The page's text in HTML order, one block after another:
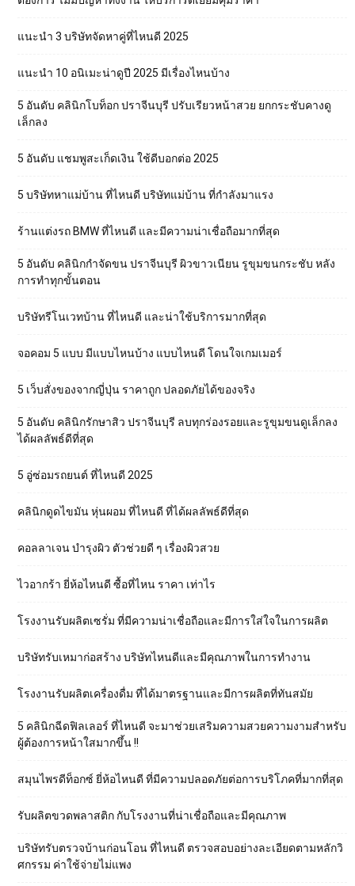
แนะนำ 3 บริษัทจัดหาคู่ที่ไหนดี 2025
แนะนำ 10 อนิเมะน่าดูปี 2025 มีเรื่องไหนบ้าง
5 อันดับ คลินิกโบท็อก ปราจีนบุรี ปรับเรียวหน้าสวย ยกกระชับคางดู
เล็กลง
5 อันดับ แชมพูสะเก็ดเงิน ใช้ดีบอกต่อ 2025
5 บริษัทหาแม่บ้าน ที่ไหนดี บริษัทแม่บ้าน ที่กำลังมาแรง
ร้านแต่งรถ BMW ที่ไหนดี และมีความน่าเชื่อถือมากที่สุด
5 อันดับ คลินิกกำจัดขน ปราจีนบุรี ผิวขาวเนียน รูขุมขนกระชับ หลัง
การทำทุกขั้นตอน
บริษัทรีโนเวทบ้าน ที่ไหนดี และน่าใช้บริการมากที่สุด
จอคอม 5 แบบ มีแบบไหนบ้าง แบบไหนดี โดนใจเกมเมอร์
5 เว็บสั่งของจากญี่ปุ่น ราคาถูก ปลอดภัยได้ของจริง
5 อันดับ คลินิกรักษาสิว ปราจีนบุรี ลบทุกร่องรอยและรูขุมขนดูเล็กลง
ได้ผลลัพธ์ดีที่สุด
5 อู่ซ่อมรถยนต์ ที่ไหนดี 2025
คลินิกดูดไขมัน หุ่นผอม ที่ไหนดี ที่ได้ผลลัพธ์ดีที่สุด
คอลลาเจน บำรุงผิว ตัวช่วยดี ๆ เรื่องผิวสวย
ไวอากร้า ยี่ห้อไหนดี ซื้อที่ไหน ราคา เท่าไร
โรงงานรับผลิตเซรั่ม ที่มีความน่าเชื่อถือและมีการใส่ใจในการผลิต
บริษัทรับเหมาก่อสร้าง บริษัทไหนดีและมีคุณภาพในการทำงาน
โรงงานรับผลิตเครื่องดื่ม ที่ได้มาตรฐานและมีการผลิตที่ทันสมัย
5 คลินิกฉีดฟิลเลอร์ ที่ไหนดี จะมาช่วยเสริมความสวยความงามสำหรับ
ผู้ต้องการหน้าใสมากขึ้น !!
สมุนไพรดีท็อกซ์ ยี่ห้อไหนดี ที่มีความปลอดภัยต่อการบริโภคที่มากที่สุด
รับผลิตขวดพลาสติก กับโรงงานที่น่าเชื่อถือและมีคุณภาพ
บริษัทรับตรวจบ้านก่อนโอน ที่ไหนดี ตรวจสอบอย่างละเอียดตามหลักวิ
ศกรรม ค่าใช้จ่ายไม่แพง